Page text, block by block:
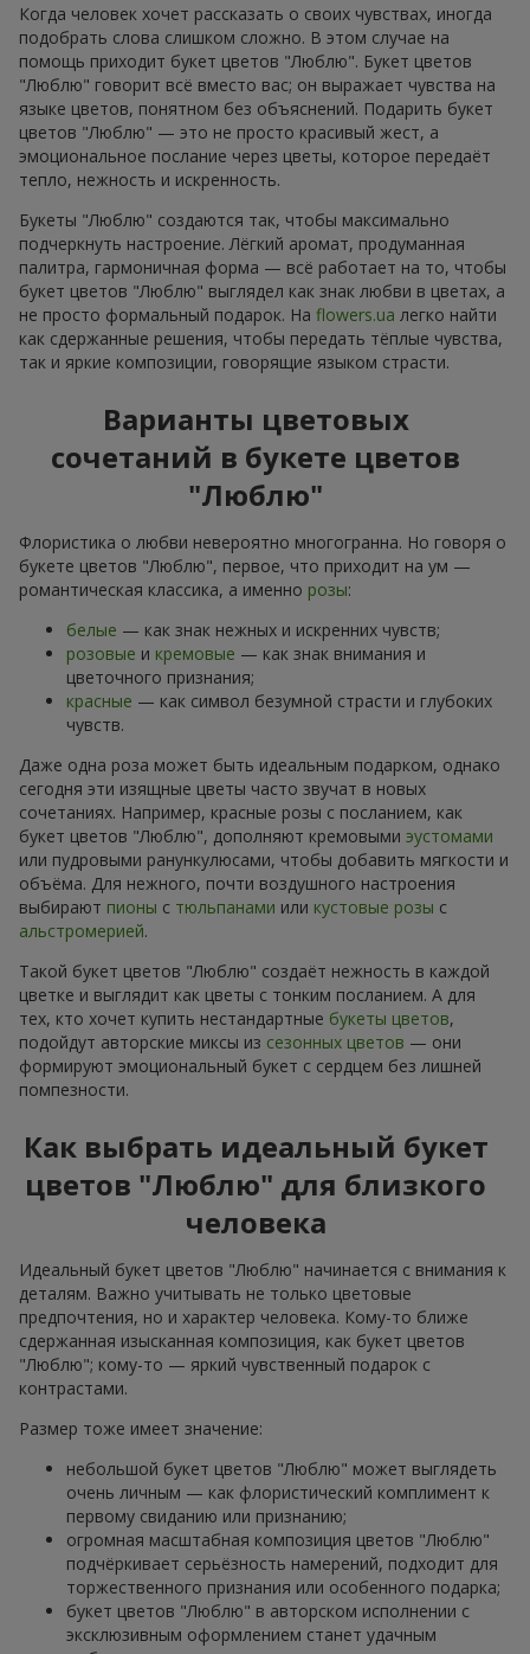
Когда человек хочет рассказать о своих чувствах, иногда
подобрать слова слишком сложно. В этом случае на
помощь приходит букет цветов "Люблю". Букет цветов
"Люблю" говорит всё вместо вас; он выражает чувства на
языке цветов, понятном без объяснений. Подарить букет
цветов "Люблю" — это не просто красивый жест, а
эмоциональное послание через цветы, которое передаёт
тепло, нежность и искренность.
Букеты "Люблю" создаются так, чтобы максимально
подчеркнуть настроение. Лёгкий аромат, продуманная
палитра, гармоничная форма — всё работает на то, чтобы
букет цветов "Люблю" выглядел как знак любви в цветах, а
не просто формальный подарок. На flowers.ua легко найти
как сдержанные решения, чтобы передать тёплые чувства,
так и яркие композиции, говорящие языком страсти.
Варианты цветовых
сочетаний в букете цветов
"Люблю"
Флористика о любви невероятно многогранна. Но говоря о
букете цветов "Люблю", первое, что приходит на ум —
романтическая классика, а именно розы:
белые — как знак нежных и искренних чувств;
розовые и кремовые — как знак внимания и
цветочного признания;
красные — как символ безумной страсти и глубоких
чувств.
Даже одна роза может быть идеальным подарком, однако
сегодня эти изящные цветы часто звучат в новых
сочетаниях. Например, красные розы с посланием, как
букет цветов "Люблю", дополняют кремовыми эустомами
или пудровыми ранункулюсами, чтобы добавить мягкости и
объёма. Для нежного, почти воздушного настроения
выбирают пионы с тюльпанами или кустовые розы с
альстромерией.
Такой букет цветов "Люблю" создаёт нежность в каждой
цветке и выглядит как цветы с тонким посланием. А для
тех, кто хочет купить нестандартные букеты цветов,
подойдут авторские миксы из сезонных цветов — они
формируют эмоциональный букет с сердцем без лишней
помпезности.
Как выбрать идеальный букет
цветов "Люблю" для близкого
человека
Идеальный букет цветов "Люблю" начинается с внимания к
деталям. Важно учитывать не только цветовые
предпочтения, но и характер человека. Кому-то ближе
сдержанная изысканная композиция, как букет цветов
"Люблю"; кому-то — яркий чувственный подарок с
контрастами.
Размер тоже имеет значение:
небольшой букет цветов "Люблю" может выглядеть
очень личным — как флористический комплимент к
первому свиданию или признанию;
огромная масштабная композиция цветов "Люблю"
подчёркивает серьёзность намерений, подходит для
торжественного признания или особенного подарка;
букет цветов "Люблю" в авторском исполнении с
эксклюзивным оформлением станет удачным